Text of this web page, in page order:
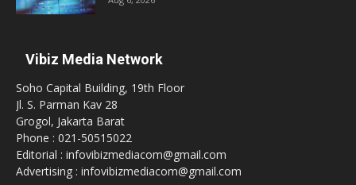
Vibiz Media Network
Soho Capital Building, 19th Floor
Jl. S. Parman Kav 28
Grogol, Jakarta Barat
Phone : 021-50515022
Editorial : infovibizmediacom@gmail.com
Advertising : infovibizmediacom@gmail.com